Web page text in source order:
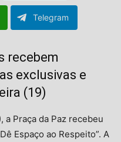
Telegram
recebem
exclusivas e
(19)
a Praça da Paz recebeu
Espaço ao Respeito”. A